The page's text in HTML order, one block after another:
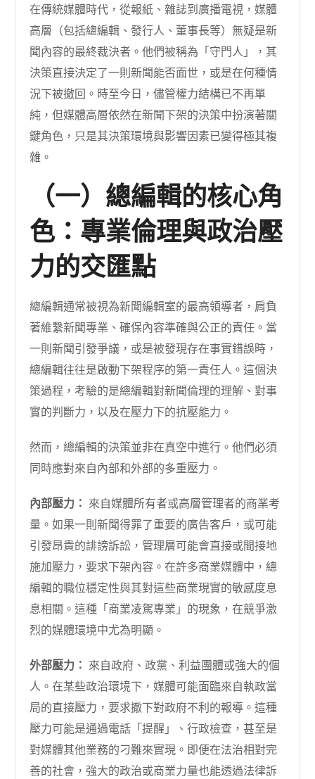
在傳統媒體時代，從報紙、雜誌到廣播電視，媒體
高層（包括總編輯、發行人、董事長等）無疑是新
聞內容的最終裁決者。他們被稱為「守門人」，其
決策直接決定了一則新聞能否面世，或是在何種情
況下被撤回。時至今日，儘管權力結構已不再單
純，但媒體高層依然在新聞下架的決策中扮演著關
鍵角色，只是其決策環境與影響因素已變得極其複
雜。
（一）總編輯的核心角
色：專業倫理與政治壓
力的交匯點
總編輯通常被視為新聞編輯室的最高領導者，肩負
著維繫新聞專業、確保內容準確與公正的責任。當
一則新聞引發爭議，或是被發現存在事實錯誤時，
總編輯往往是啟動下架程序的第一責任人。這個決
策過程，考驗的是總編輯對新聞倫理的理解、對事
實的判斷力，以及在壓力下的抗壓能力。
然而，總編輯的決策並非在真空中進行。他們必須
同時應對來自內部和外部的多重壓力。
內部壓力： 來自媒體所有者或高層管理者的商業考
量。如果一則新聞得罪了重要的廣告客戶，或可能
引發昂貴的誹謗訴訟，管理層可能會直接或間接地
施加壓力，要求下架內容。在許多商業媒體中，總
編輯的職位穩定性與其對這些商業現實的敏感度息
息相關。這種「商業凌駕專業」的現象，在競爭激
烈的媒體環境中尤為明顯。
外部壓力： 來自政府、政黨、利益團體或強大的個
人。在某些政治環境下，媒體可能面臨來自執政當
局的直接壓力，要求撤下對政府不利的報導。這種
壓力可能是通過電話「提醒」、行政檢查，甚至是
對媒體其他業務的刁難來實現。即便在法治相對完
善的社會，強大的政治或商業力量也能透過法律訴